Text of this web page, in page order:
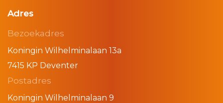
Adres
Bezoekadres
Koningin Wilhelminalaan 13a
7415 KP Deventer
Postadres
Koningin Wilhelminalaan 9